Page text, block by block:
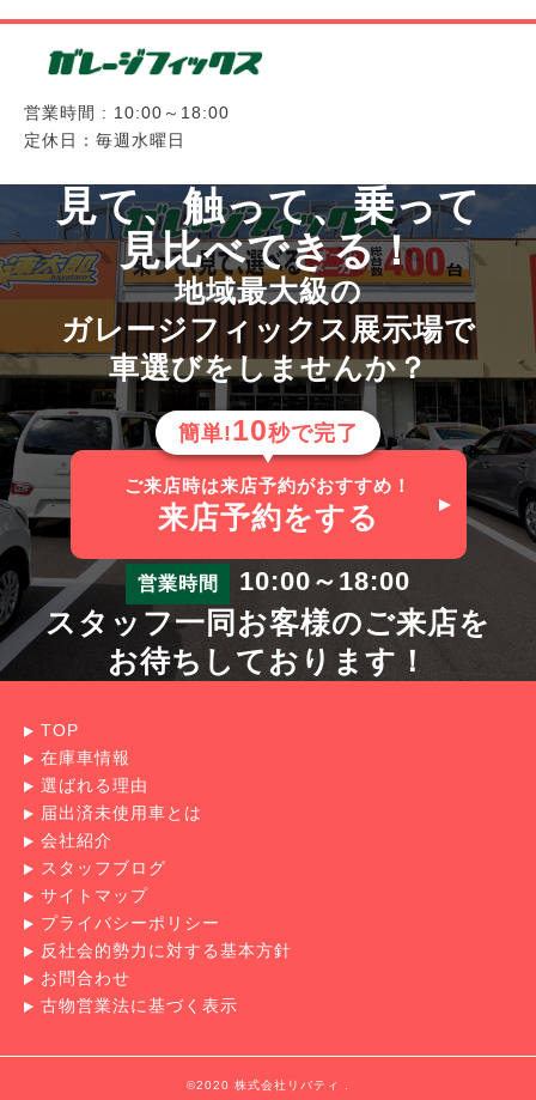
営業時間 : 10:00～18:00
定休日：毎週水曜日
見て、触って、乗って
見比べできる！
地域最大級の
ガレージフィックス展示場で
車選びをしませんか？
簡単!10秒で完了
ご来店時は来店予約がおすすめ！
来店予約をする
営業時間 10:00～18:00
スタッフ一同お客様のご来店を
お待ちしております！
TOP
在庫車情報
選ばれる理由
届出済未使用車とは
会社紹介
スタッフブログ
サイトマップ
プライバシーポリシー
反社会的勢力に対する基本方針
お問合わせ
古物営業法に基づく表示
©2020 株式会社リバティ .